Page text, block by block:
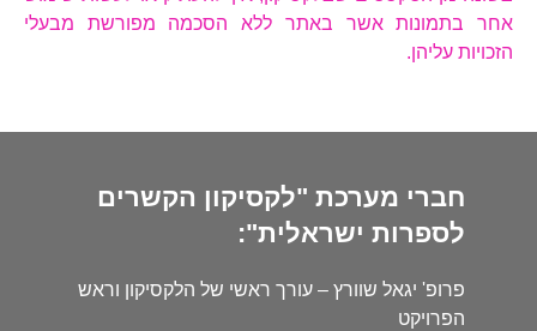
אחר בתמונות אשר באתר ללא הסכמה מפורשת מבעלי
הזכויות עליהן.
חברי מערכת "לקסיקון הקשרים
לספרות ישראלית":
פרופ' יגאל שוורץ – עורך ראשי של הלקסיקון וראש
הפרויקט